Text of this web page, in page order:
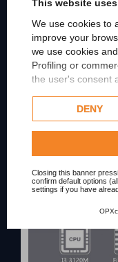
This website
We use cookies to
improve your
we use cookies
Profiling or
the user's consent
Google uses
Privacy Policy.
Check our
DENY
Closing this banner
confirm default options
settings if you have
OUT-OF-STOCK